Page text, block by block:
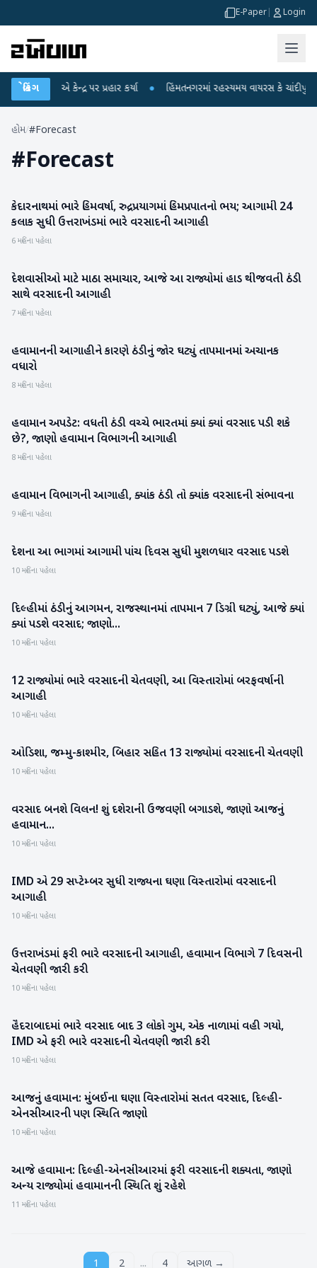
E-Paper Login
બ્રેકિંગ
ગાંધીએ કેન્દ્ર પર પ્રહાર કર્યા ● હિંમતનગરમાં રહસ્યમય વાયરસ કે ચાંદીપુરા? 6
હોમ/#Forecast
#Forecast
રાષ્ટ્રીય
કેદારનાથમાં ભારે હિમવર્ષા, રુદ્રપ્રયાગમાં હિમપ્રપાતનો ભય; આગામી 24
કલાક સુધી ઉત્તરાખંડમાં ભારે વરસાદની આગાહી
6 મહિના પહેલા
રાષ્ટ્રીય
દેશવાસીઓ માટે માઠા સમાચાર, આજે આ રાજ્યોમાં હાડ થીજવતી ઠંડી
સાથે વરસાદની આગાહી
7 મહિના પહેલા
બનાસકાંઠા
હવામાનની આગાહીને કારણે ઠંડીનું જોર ઘટ્યું તાપમાનમાં અચાનક
વધારો
8 મહિના પહેલા
રાષ્ટ્રીય
હવામાન અપડેટ: વધતી ઠંડી વચ્ચે ભારતમાં ક્યાં ક્યાં વરસાદ પડી શકે
છે?, જાણો હવામાન વિભાગની આગાહી
8 મહિના પહેલા
રાષ્ટ્રીય
હવામાન વિભાગની આગાહી, ક્યાંક ઠંડી તો ક્યાંક વરસાદની સંભાવના
9 મહિના પહેલા
રાષ્ટ્રીય
દેશના આ ભાગમાં આગામી પાંચ દિવસ સુધી મુશળધાર વરસાદ પડશે
10 મહિના પહેલા
રાષ્ટ્રીય
દિલ્હીમાં ઠંડીનું આગમન, રાજસ્થાનમાં તાપમાન 7 ડિગ્રી ઘટ્યું, આજે ક્યાં
ક્યાં પડશે વરસાદ; જાણો...
10 મહિના પહેલા
રાષ્ટ્રીય
12 રાજ્યોમાં ભારે વરસાદની ચેતવણી, આ વિસ્તારોમાં બરફવર્ષાની
આગાહી
10 મહિના પહેલા
રાષ્ટ્રીય
ઓડિશા, જમ્મુ-કાશ્મીર, બિહાર સહિત 13 રાજ્યોમાં વરસાદની ચેતવણી
10 મહિના પહેલા
રાષ્ટ્રીય
વરસાદ બનશે વિલન! શું દશેરાની ઉજવણી બગાડશે, જાણો આજનું
હવામાન...
10 મહિના પહેલા
ગુજરાત
IMD એ 29 સપ્ટેમ્બર સુધી રાજ્યના ઘણા વિસ્તારોમાં વરસાદની
આગાહી
10 મહિના પહેલા
રાષ્ટ્રીય
ઉત્તરાખંડમાં ફરી ભારે વરસાદની આગાહી, હવામાન વિભાગે 7 દિવસની
ચેતવણી જારી કરી
10 મહિના પહેલા
રાષ્ટ્રીય
હૈદરાબાદમાં ભારે વરસાદ બાદ 3 લોકો ગુમ, એક નાળામાં વહી ગયો,
IMD એ ફરી ભારે વરસાદની ચેતવણી જારી કરી
10 મહિના પહેલા
રાષ્ટ્રીય
આજનું હવામાન: મુંબઈના ઘણા વિસ્તારોમાં સતત વરસાદ, દિલ્હી-
એનસીઆરની પણ સ્થિતિ જાણો
10 મહિના પહેલા
રાષ્ટ્રીય
આજે હવામાન: દિલ્હી-એનસીઆરમાં ફરી વરસાદની શક્યતા, જાણો
અન્ય રાજ્યોમાં હવામાનની સ્થિતિ શું રહેશે
11 મહિના પહેલા
1 2 ... 4 આગળ →